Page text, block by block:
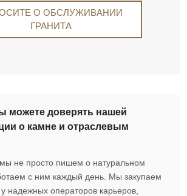
О ОБСЛУЖИВАНИИ
ГРАНИТА
можете доверять нашей
о камне и отраслевым
не просто пишем о натуральном
с ним каждый день. Мы закупаем
надежных операторов карьеров,